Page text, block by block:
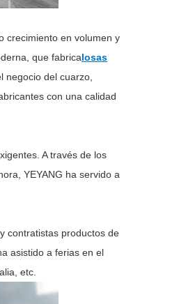
crecimiento en volumen y
que fabricalosas
negocio del cuarzo,
con una calidad
A través de los
YEYANG ha servido a
contratistas productos de
asistido a ferias en el
etc.